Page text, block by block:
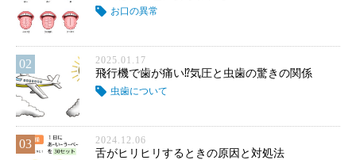
お口の異常
02 2025.01.17
飛行機で歯が痛い⁉気圧と虫歯の驚きの関係
虫歯について
03 2024.12.06
舌がヒリヒリするときの原因と対処法